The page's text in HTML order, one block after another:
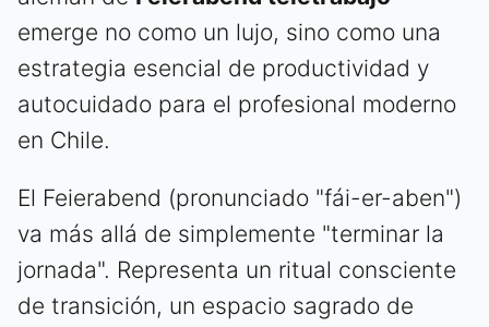
emerge no como un lujo, sino como una
estrategia esencial de productividad y
autocuidado para el profesional moderno
en Chile.
El Feierabend (pronunciado "fái-er-aben")
va más allá de simplemente "terminar la
jornada". Representa un ritual consciente
de transición, un espacio sagrado de